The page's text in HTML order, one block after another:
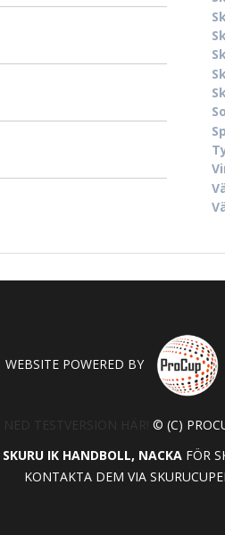
WEBSITE POWERED BY
© (C)
SKURU IK HANDBOLL, NACKAFÖR
KONTAKTA DEM VIA